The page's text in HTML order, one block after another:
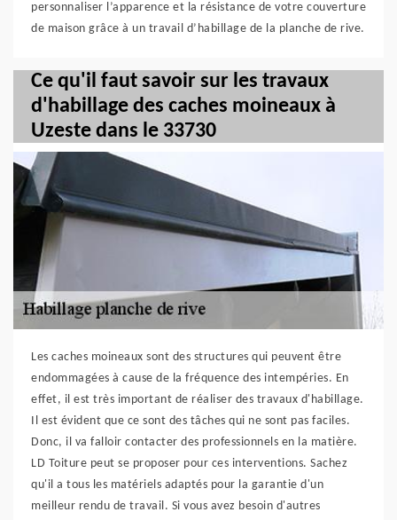
personnaliser l’apparence et la résistance de votre couverture
de maison grâce à un travail d’habillage de la planche de rive.
Ce qu'il faut savoir sur les travaux
d'habillage des caches moineaux à
Uzeste dans le 33730
Les caches moineaux sont des structures qui peuvent être
endommagées à cause de la fréquence des intempéries. En
effet, il est très important de réaliser des travaux d'habillage.
Il est évident que ce sont des tâches qui ne sont pas faciles.
Donc, il va falloir contacter des professionnels en la matière.
LD Toiture peut se proposer pour ces interventions. Sachez
qu'il a tous les matériels adaptés pour la garantie d'un
meilleur rendu de travail. Si vous avez besoin d'autres